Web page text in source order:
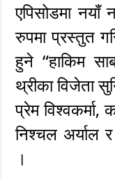
एपिसोडमा नयाँ
रुपमा प्रस्तुत
हुने “हाकिम
थ्रीका विजेता
प्रेम विश्वकर्मा,
निश्चल अर्याल
।